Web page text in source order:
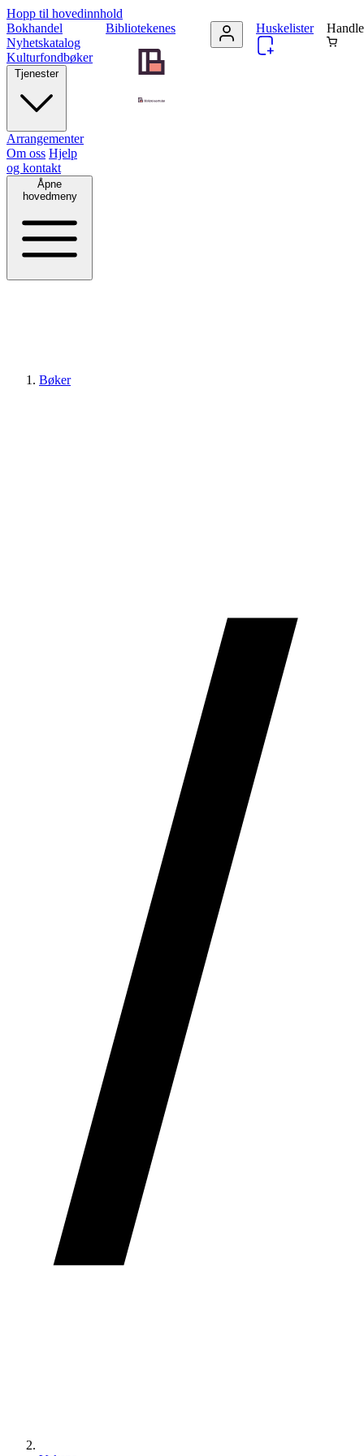
Hopp til hovedinnhold
Bibliotekenes
Bokhandel
Nyhetskatalog
Kulturfondbøker
Tjenester
Arrangementer
Om oss Hjelp
og kontakt
Åpne
hovedmeny
Huskelister
Bøker